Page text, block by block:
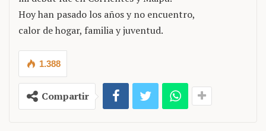
Hoy han pasado los años y no encuentro,
calor de hogar, familia y juventud.
1.388
Compartir